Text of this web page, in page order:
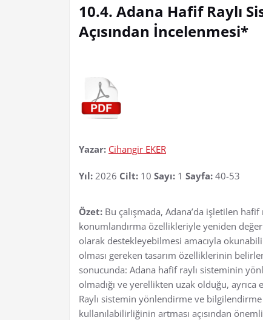
10.4. Adana Hafif Raylı
Açısından İncelenmesi*
Yazar: Cihangir EKER
Yıl: 2026 Cilt: 10 Sayı: 1 Sayfa: 40-53
Özet: Bu çalışmada, Adana’da işletilen
konumlandırma özellikleriyle yeniden
olarak destekleyebilmesi amacıyla
olması gereken tasarım özelliklerinin
sonucunda: Adana hafif raylı sisteminin
olmadığı ve yerellikten uzak olduğu,
Raylı sistemin yönlendirme ve
kullanılabilirliğinin artması açısından